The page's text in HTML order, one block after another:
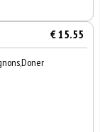
€ 15.55